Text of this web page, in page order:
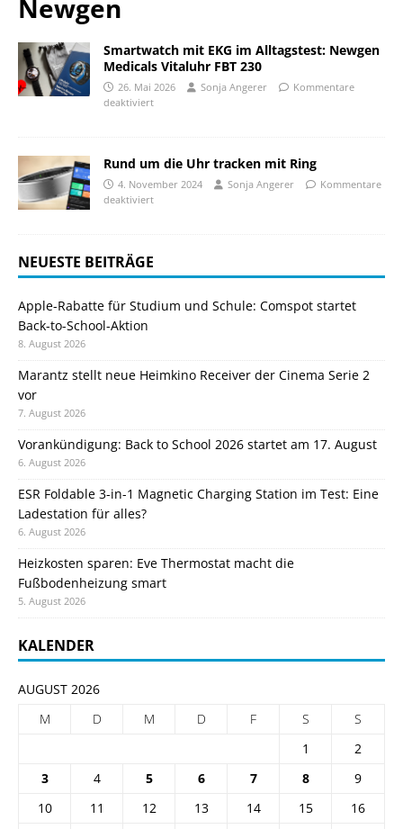
Newgen
Smartwatch mit EKG im Alltagstest: Newgen
Medicals Vitaluhr FBT 230
26. Mai 2026 Sonja Angerer
Kommentare
deaktiviert
Rund um die Uhr tracken mit Ring
4. November 2024 Sonja Angerer
Kommentare
deaktiviert
NEUESTE BEITRÄGE
Apple-Rabatte für Studium und Schule: Comspot startet
Back-to-School-Aktion
8. August 2026
Marantz stellt neue Heimkino Receiver der Cinema Serie 2
vor
7. August 2026
Vorankündigung: Back to School 2026 startet am 17. August
6. August 2026
ESR Foldable 3-in-1 Magnetic Charging Station im Test: Eine
Ladestation für alles?
6. August 2026
Heizkosten sparen: Eve Thermostat macht die
Fußbodenheizung smart
5. August 2026
KALENDER
AUGUST 2026
M
D M D F S
S
1
2
3
4 5 6 7 8
9
10
11 12 13 14 15
16